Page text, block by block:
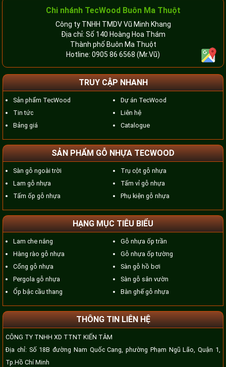
Chi nhánh TecWood Buôn Ma Thuột
Công ty TNHH TMDV Vũ Minh Khang
Địa chỉ: Số 140 Hoàng Hoa Thám
Thành phố Buôn Ma Thuột
Hotline: 0905 86 6568 (Mr.Vũ)
TRUY CẬP NHANH
Sản phẩm TecWood
Tin tức
Bảng giá
Dự án TecWood
Liên hệ
Catalogue
SẢN PHẨM GỖ NHỰA TECWOOD
Sàn gỗ ngoài trời
Lam gỗ nhựa
Tấm ốp gỗ nhựa
Trụ cột gỗ nhựa
Tấm vỉ gỗ nhựa
Phụ kiện gỗ nhựa
HẠNG MỤC TIÊU BIỂU
Lam che nắng
Hàng rào gỗ nhựa
Cổng gỗ nhựa
Pergola gỗ nhựa
Ốp bậc cầu thang
Gỗ nhựa ốp trần
Gỗ nhựa ốp tường
Sàn gỗ hồ bơi
Sàn gỗ sân vườn
Bàn ghế gỗ nhựa
THÔNG TIN LIÊN HỆ
CÔNG TY TNHH XD TTNT KIẾN TÂM
Địa chỉ: Số 18B đường Nam Quốc Cang, phường Phạm Ngũ Lão, Quận 1,
Tp.Hồ Chí Minh